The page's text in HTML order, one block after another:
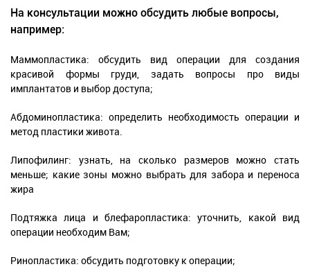
На консультации можно обсудить любые вопросы,
например:
Маммопластика: обсудить вид операции для создания
красивой формы груди, задать вопросы про виды
имплантатов и выбор доступа;
Абдоминопластика: определить необходимость операции и
метод пластики живота.
Липофилинг: узнать, на сколько размеров можно стать
меньше; какие зоны можно выбрать для забора и переноса
жира
Подтяжка лица и блефаропластика: уточнить, какой вид
операции необходим Вам;
Ринопластика: обсудить подготовку к операции;